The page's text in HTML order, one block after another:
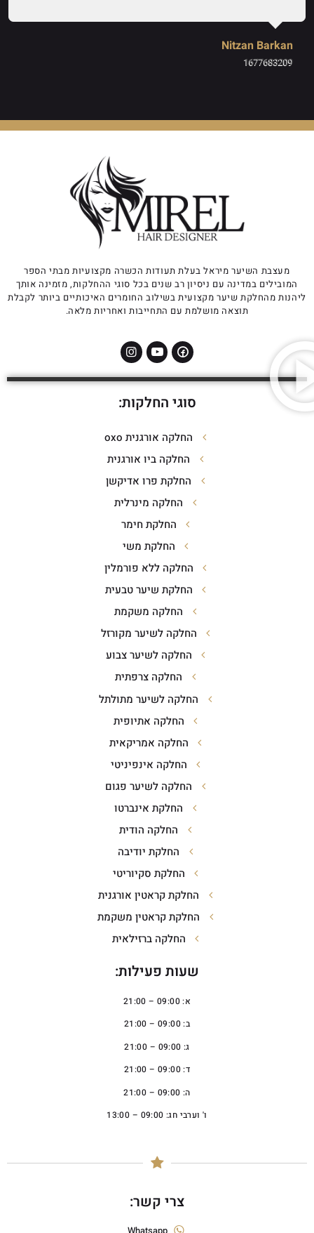
Nitzan Barkan
1677683209
מעצבת השיער מיראל בעלת תעודות הכשרה מקצועיות מבתי הספר
המובילים במדינה עם ניסיון רב שנים בכל סוגי ההחלקות, מזמינה אותך
ליהנות מהחלקת שיער מקצועית בשילוב החומרים האיכותיים ביותר לקבלת
תוצאה מושלמת עם התחייבות ואחריות מלאה.
סוגי החלקות:
החלקה אורגנית oxo
החלקה ביו אורגנית
החלקת פרו אדיקשן
החלקה מינרלית
החלקת חימר
החלקת משי
החלקה ללא פורמלין
החלקת שיער טבעית
החלקה משקמת
החלקה לשיער מקורזל
החלקה לשיער צבוע
החלקה צרפתית
החלקה לשיער מתולתל
החלקה אתיופית
החלקה אמריקאית
החלקה אינפיניטי
החלקה לשיער פגום
החלקת אינברטו
החלקה הודית
החלקת יודיבה
החלקת סקיוריטי
החלקת קראטין אורגנית
החלקת קראטין משקמת
החלקה ברזילאית
שעות פעילות:
א: 09:00 – 21:00
ב: 09:00 – 21:00
ג: 09:00 – 21:00
ד: 09:00 – 21:00
ה: 09:00 – 21:00
ו' וערבי חג: 09:00 – 13:00
צרי קשר: